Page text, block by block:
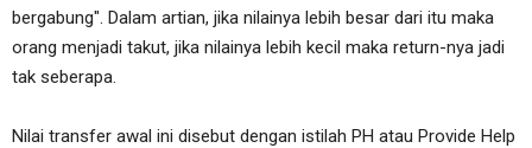
bergabung". Dalam artian, jika nilainya lebih besar dari itu maka
orang menjadi takut, jika nilainya lebih kecil maka return-nya jadi
tak seberapa.
Nilai transfer awal ini disebut dengan istilah PH atau Provide Help